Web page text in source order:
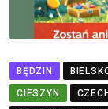
BĘDZIN
CIESZYN